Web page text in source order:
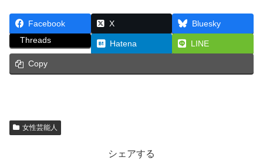
Facebook X
Bluesky
Threads
Hatena LINE
Copy
女性芸能人
シェアする